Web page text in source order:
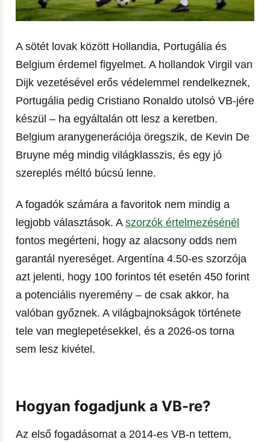
A sötét lovak között Hollandia, Portugália és
Belgium érdemel figyelmet. A hollandok Virgil van
Dijk vezetésével erős védelemmel rendelkeznek,
Portugália pedig Cristiano Ronaldo utolsó VB-jére
készül – ha egyáltalán ott lesz a keretben.
Belgium aranygenerációja öregszik, de Kevin De
Bruyne még mindig világklasszis, és egy jó
szereplés méltó búcsú lenne.
A fogadók számára a favoritok nem mindig a
legjobb választások. A szorzók értelmezésénél
fontos megérteni, hogy az alacsony odds nem
garantál nyereséget. Argentína 4.50-es szorzója
azt jelenti, hogy 100 forintos tét esetén 450 forint
a potenciális nyeremény – de csak akkor, ha
valóban győznek. A világbajnokságok története
tele van meglepetésekkel, és a 2026-os torna
sem lesz kivétel.
Hogyan fogadjunk a VB-re?
Az első fogadásomat a 2014-es VB-n tettem,